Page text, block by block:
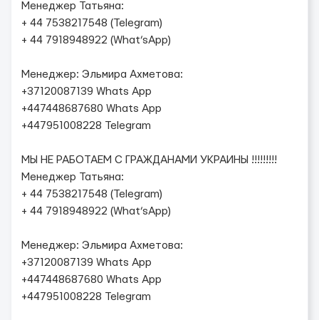
Менеджер Татьяна:
+ 44 7538217548 (Telegram)
+ 44 7918948922 (What’sApp)
Менеджер: Эльмира Ахметова:
+37120087139 Whats App
+447448687680 Whats App
+447951008228 Telegram
МЫ НЕ РАБОТАЕМ С ГРАЖДАНАМИ УКРАИНЫ !!!!!!!!!
Менеджер Татьяна:
+ 44 7538217548 (Telegram)
+ 44 7918948922 (What’sApp)
Менеджер: Эльмира Ахметова:
+37120087139 Whats App
+447448687680 Whats App
+447951008228 Telegram